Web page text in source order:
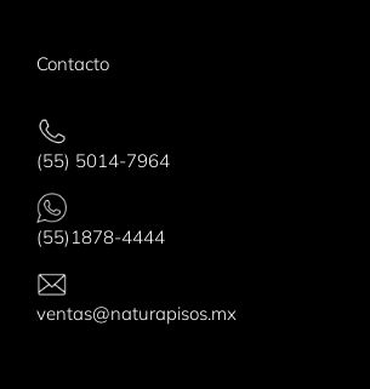
Contacto
(55) 5014-7964
(55)1878-4444
ventas@naturapisos.mx